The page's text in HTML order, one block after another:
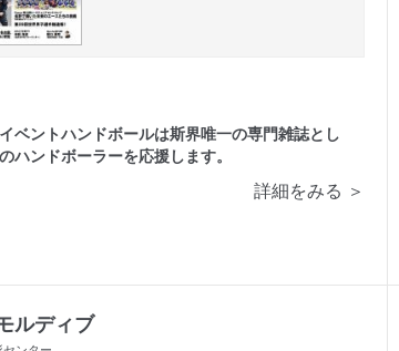
ベントハンドボールは斯界唯一の専門雑誌とし
ハンドボーラーを応援します。
詳細をみる ＞
ルディブ